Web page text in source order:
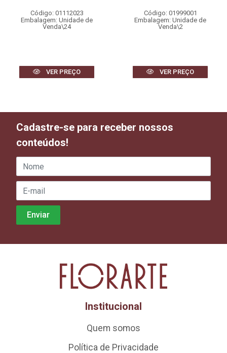
Código: 01112023
Embalagem: Unidade de
Venda\24
VER PREÇO
Código: 01999001
Embalagem: Unidade de
Venda\2
VER PREÇO
Cadastre-se para receber nossos
conteúdos!
Institucional
Quem somos
Política de Privacidade